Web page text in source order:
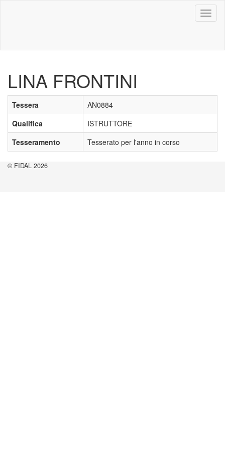
LINA FRONTINI
Tessera
AN0884
Qualifica
ISTRUTTORE
Tesseramento
Tesserato per l'anno in corso
© FIDAL 2026